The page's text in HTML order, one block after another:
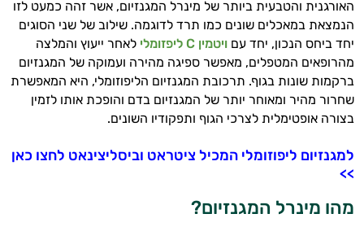
האורגנית והטבעית ביותר של מינרל המגנזיום, אשר זהה כמעט לזו
הנמצאת במאכלים שונים כמו תרד לדוגמה. שילוב של שני הסוגים
יחד ביחס הנכון, יחד עם ויטמין C ליפזומלי
לאחר ייעוץ והמלצה
מהרופאים המטפלים, מאפשר ספיגה מהירה ועמוקה של המגנזיום
ברקמות שונות בגוף. תרכובת המגנזיום הליפוזומלי, היא המאפשרת
שחרור מהיר ומאוחר יותר של המגנזיום בדם והופכת אותו לזמין
בצורה אופטימלית לצרכי הגוף ותפקודיו השונים.
למגנזיום ליפוזומלי המכיל ציטראט וביסליצינאט לחצו כאן
>>
מהו מינרל המגנזיום?